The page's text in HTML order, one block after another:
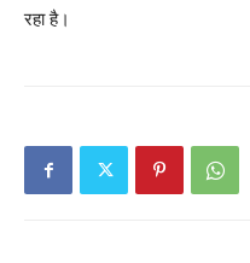
रहा है।